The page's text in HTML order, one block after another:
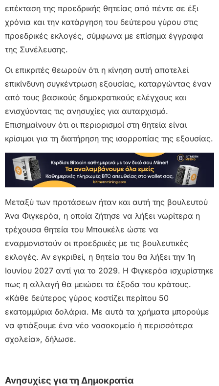
επέκταση της προεδρικής θητείας από πέντε σε έξι
χρόνια και την κατάργηση του δεύτερου γύρου στις
προεδρικές εκλογές, σύμφωνα με επίσημα έγγραφα
της Συνέλευσης.
Οι επικριτές θεωρούν ότι η κίνηση αυτή αποτελεί
επικίνδυνη συγκέντρωση εξουσίας, καταργώντας έναν
από τους βασικούς δημοκρατικούς ελέγχους και
ενισχύοντας τις ανησυχίες για αυταρχισμό.
Επισημαίνουν ότι οι περιορισμοί στη θητεία είναι
κρίσιμοι για τη διατήρηση της ισορροπίας της εξουσίας.
Μεταξύ των προτάσεων ήταν και αυτή της βουλευτού
Άνα Φιγκερόα, η οποία ζήτησε να λήξει νωρίτερα η
τρέχουσα θητεία του Μπουκέλε ώστε να
εναρμονιστούν οι προεδρικές με τις βουλευτικές
εκλογές. Αν εγκριθεί, η θητεία του θα λήξει την 1η
Ιουνίου 2027 αντί για το 2029. Η Φιγκερόα ισχυρίστηκε
πως η αλλαγή θα μειώσει τα έξοδα του κράτους.
«Κάθε δεύτερος γύρος κοστίζει περίπου 50
εκατομμύρια δολάρια. Με αυτά τα χρήματα μπορούμε
να φτιάξουμε ένα νέο νοσοκομείο ή περισσότερα
σχολεία», δήλωσε.
Ανησυχίες για τη Δημοκρατία